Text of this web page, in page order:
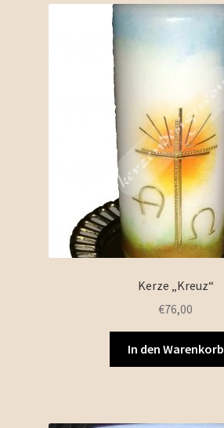
Kerze „Kreuz“
€76,00
In den Warenkorb